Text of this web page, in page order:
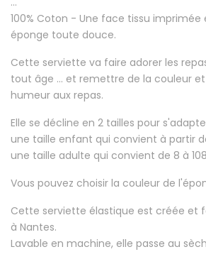
100% Coton - Une face tissu imprimée
éponge toute douce.
Cette serviette va faire adorer les
tout âge ... et remettre de la couleur
humeur aux repas.
Elle se décline en 2 tailles pour
une taille enfant qui convient à partir
une taille adulte qui convient de 8 à
Vous pouvez choisir la couleur de
Cette serviette élastique est créée et
à Nantes.
Lavable en machine, elle passe au